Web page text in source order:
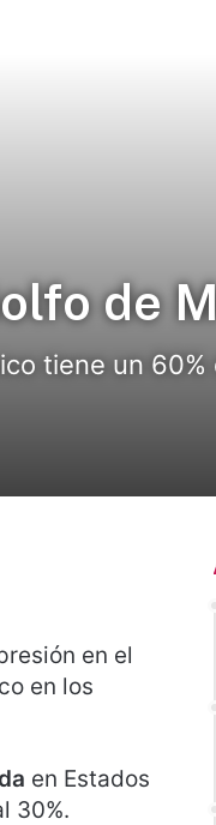
de
tiene un
en el
en los
en Estados
30%.